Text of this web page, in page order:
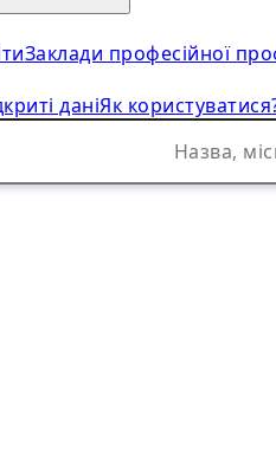
Заклади професійної
даніЯк